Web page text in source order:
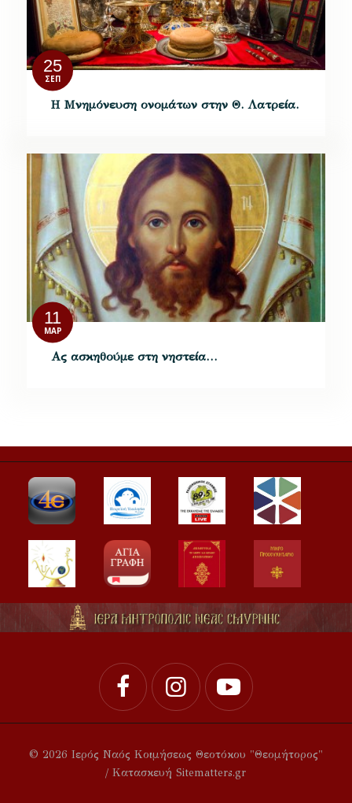
25
ΣΕΠ
H Μνημόνευση ονομάτων στην Θ. Λατρεία.
11
ΜΑΡ
Ας ασκηθούμε στη νηστεία…
© 2026 Ιερός Ναός Κοιμήσεως Θεοτόκου "Θεομήτορος"
/ Κατασκευή Sitematters.gr